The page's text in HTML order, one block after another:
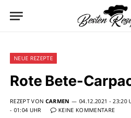
NEUE REZEPTE
Rote Bete-
REZEPT VON CARMEN 04.12.2021 - 23:20
- 01:04 UHR
KEINE KOMMENTARE